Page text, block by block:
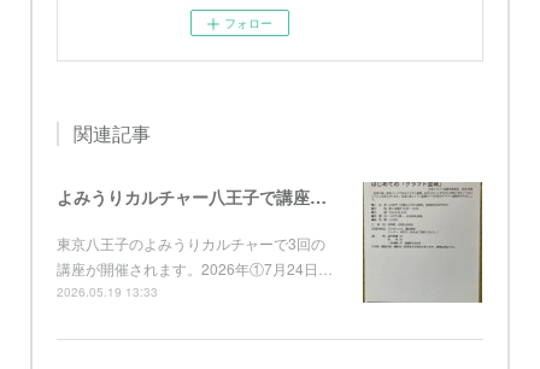
フォロー
関連記事
よみうりカルチャー八王子で講座開催
東京八王子のよみうりカルチャーで3回の
講座が開催されます。2026年①7月24日…
2026.05.19 13:33